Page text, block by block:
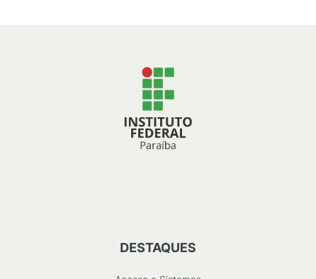
DESTAQUES